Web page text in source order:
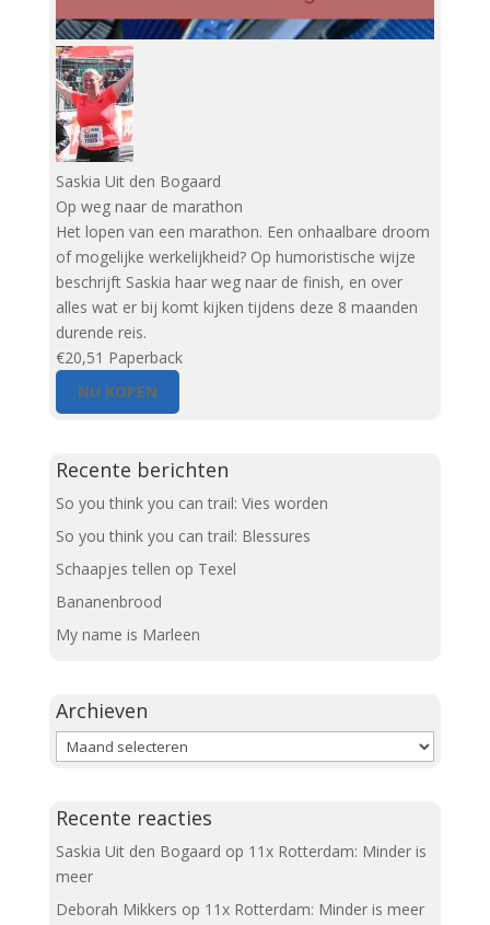
Saskia Uit den Bogaard
Op weg naar de marathon
Het lopen van een marathon. Een onhaalbare droom
of mogelijke werkelijkheid? Op humoristische wijze
beschrijft Saskia haar weg naar de finish, en over
alles wat er bij komt kijken tijdens deze 8 maanden
durende reis.
€20,51 Paperback
NU KOPEN
Recente berichten
So you think you can trail: Vies worden
So you think you can trail: Blessures
Schaapjes tellen op Texel
Bananenbrood
My name is Marleen
Archieven
Archieven
Recente reacties
Saskia Uit den Bogaard op 11x Rotterdam: Minder is
meer
Deborah Mikkers op 11x Rotterdam: Minder is meer